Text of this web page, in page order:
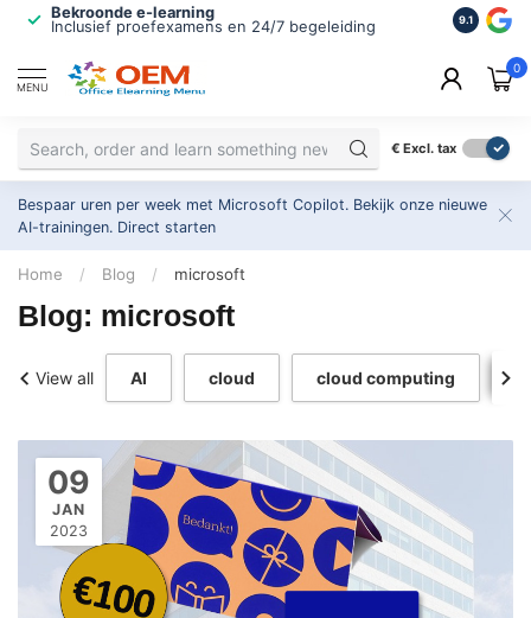
Bekroonde e-learning
Inclusief proefexamens en 24/7 begeleiding
ISO
2.500+
9.1
MENU
0
€ Excl. tax
Bespaar uren per week met Microsoft Copilot. Bekijk onze nieuwe
AI-trainingen. Direct starten
Home / Blog / microsoft
Blog: microsoft
View all AI cloud cloud computing
09
JAN
2023